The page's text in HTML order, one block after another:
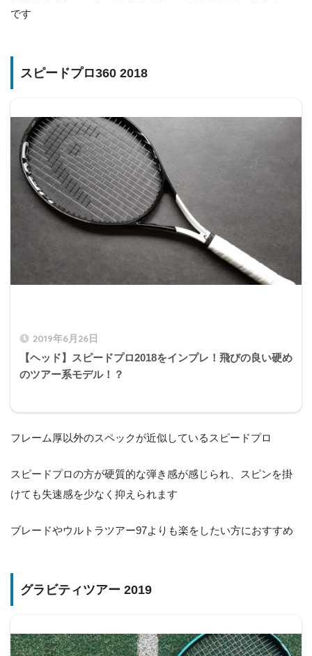
です
スピードプロ360 2018
2019年6月26日
【ヘッド】スピードプロ2018をインプレ！飛びの良い硬め
のツアー系モデル！？
フレーム厚以外のスペックが近似しているスピードプロ
スピードプロの方が硬質的な弾き感が感じられ、スピンを掛
けても失速感を少なく抑えられます
ブレードやウルトラツアー97よりも楽をしたい方におすすめ
グラビティツアー 2019